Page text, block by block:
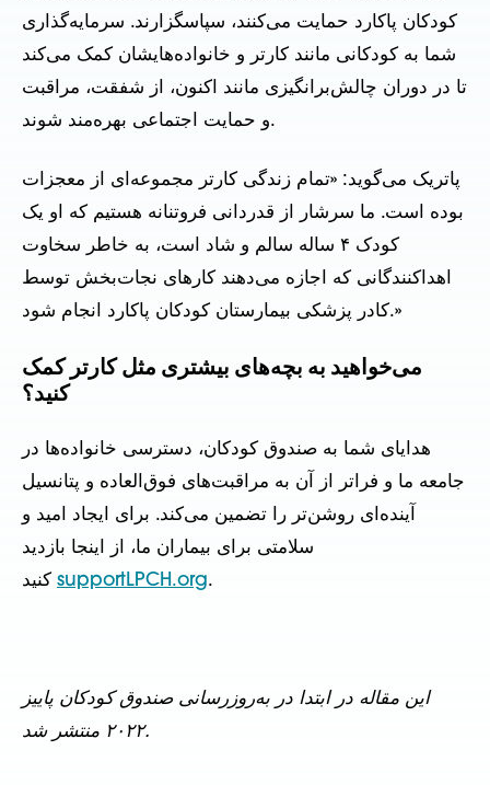
کودکان پاکارد حمایت می‌کنند، سپاسگزارند. سرمایه‌گذاری
شما به کودکانی مانند کارتر و خانواده‌هایشان کمک می‌کند
تا در دوران چالش‌برانگیزی مانند اکنون، از شفقت، مراقبت
و حمایت اجتماعی بهره‌مند شوند.
پاتریک می‌گوید: «تمام زندگی کارتر مجموعه‌ای از معجزات
بوده است. ما سرشار از قدردانی فروتنانه هستیم که او یک
کودک ۴ ساله سالم و شاد است، به خاطر سخاوت
اهداکنندگانی که اجازه می‌دهند کارهای نجات‌بخش توسط
کادر پزشکی بیمارستان کودکان پاکارد انجام شود.»
می‌خواهید به بچه‌های بیشتری مثل کارتر کمک
کنید؟
هدایای شما به صندوق کودکان، دسترسی خانواده‌ها در
جامعه ما و فراتر از آن به مراقبت‌های فوق‌العاده و پتانسیل
آینده‌ای روشن‌تر را تضمین می‌کند. برای ایجاد امید و
سلامتی برای بیماران ما، از اینجا بازدید
supportLPCH.org.
این مقاله در ابتدا در به‌روزرسانی صندوق کودکان پاییز
۲۰۲۲ منتشر شد.